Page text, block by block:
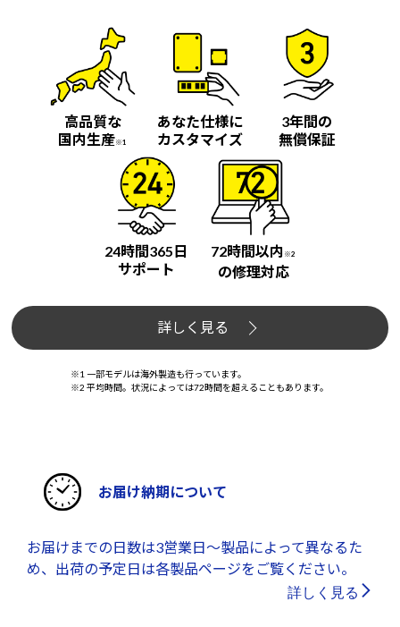
高品質な
国内生産※1
あなた仕様に
カスタマイズ
3年間の
無償保証
24時間365日
サポート
72時間以内 ※2
の修理対応
詳しく見る
※1 一部モデルは海外製造も行っています。
※2 平均時間。状況によっては72時間を超えることもあります。
お届け納期について
お届けまでの日数は3営業日～製品によって異なるた
め、出荷の予定日は各製品ページをご覧ください。
詳しく見る